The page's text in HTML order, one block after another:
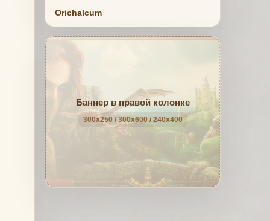
Orichalcum
Баннер в правой колонке
300x250 / 300x600 / 240x400